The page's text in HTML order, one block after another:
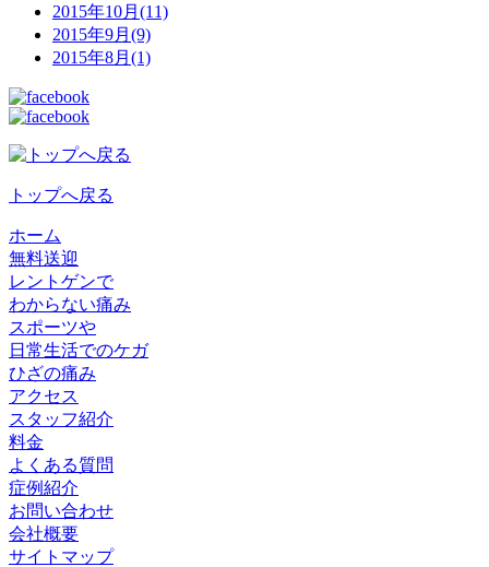
2015年10月(11)
2015年9月(9)
2015年8月(1)
トップへ戻る
ホーム
無料送迎
レントゲンで
わからない痛み
スポーツや
日常生活でのケガ
ひざの痛み
アクセス
スタッフ紹介
料金
よくある質問
症例紹介
お問い合わせ
会社概要
サイトマップ